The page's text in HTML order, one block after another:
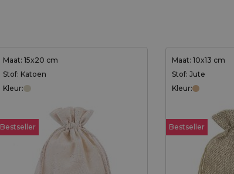
Maat: 15x20 cm
Stof: Katoen
Kleur:
Bestseller
Maat: 10x13 cm
Stof: Jute
Kleur:
Bestseller